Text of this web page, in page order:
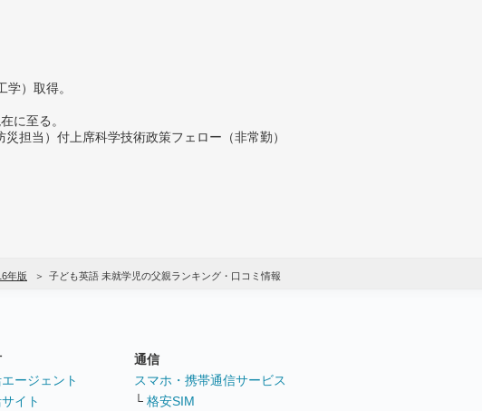
）取得。
に至る。
担当）付上席科学技術政策フェロー（非常勤）
年版 子ども英語 未就学児の父親ランキング・口コミ情報
ージェント
イト
通信
スマホ・携帯通信サービス
└ 格安SIM